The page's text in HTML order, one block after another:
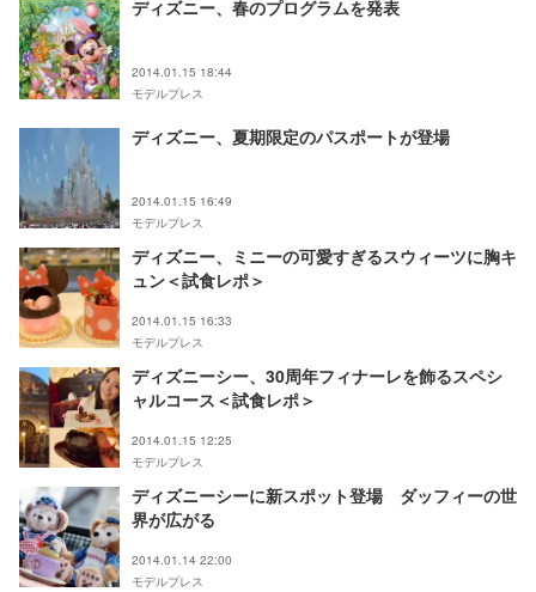
ディズニー、春のプログラムを発表
2014.01.15 18:44
モデルプレス
ディズニー、夏期限定のパスポートが登場
2014.01.15 16:49
モデルプレス
ディズニー、ミニーの可愛すぎるスウィーツに胸キ
ュン＜試食レポ＞
2014.01.15 16:33
モデルプレス
ディズニーシー、30周年フィナーレを飾るスペシ
ャルコース＜試食レポ＞
2014.01.15 12:25
モデルプレス
ディズニーシーに新スポット登場 ダッフィーの世
界が広がる
2014.01.14 22:00
モデルプレス